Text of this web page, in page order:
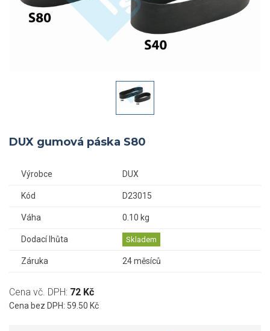
DUX gumová páska S80
Výrobce DUX
Kód D23015
Váha 0.10 kg
Dodací lhůta Skladem
Záruka 24 měsíců
Cena vč. DPH: 72 Kč
Cena bez DPH: 59.50 Kč